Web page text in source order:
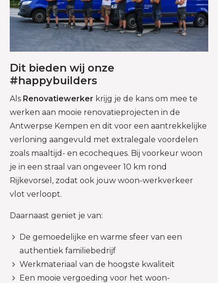
Dit bieden wij onze
#happybuilders
Als Renovatiewerker krijg je de kans om mee te
werken aan mooie renovatieprojecten in de
Antwerpse Kempen en dit voor een aantrekkelijke
verloning aangevuld met extralegale voordelen
zoals maaltijd- en ecocheques. Bij voorkeur woon
je in een straal van ongeveer 10 km rond
Rijkevorsel, zodat ook jouw woon-werkverkeer
vlot verloopt.
Daarnaast geniet je van:
De gemoedelijke en warme sfeer van een
authentiek familiebedrijf
Werkmateriaal van de hoogste kwaliteit
Een mooie vergoeding voor het woon-